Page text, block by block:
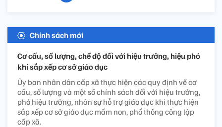
Chính sách mới
Cơ cấu, số lượng, chế độ đối với hiệu trưởng, hiệu phó
khi sắp xếp cơ sở giáo dục
Ủy ban nhân dân cấp xã thực hiện các quy định về cơ
cấu, số lượng và một số chính sách đối với hiệu trưởng,
phó hiệu trưởng, nhân sự hỗ trợ giáo dục khi thực hiện
sắp xếp cơ sở giáo dục mầm non, phổ thông công lập
cấp xã.